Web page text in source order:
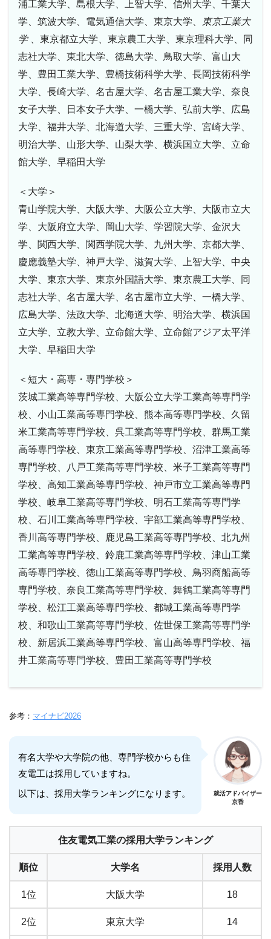
浦工業大学、島根大学、上智大学、信州大学、千葉大
学、筑波大学、電気通信大学、東京大学、 東京工業大
学、東京都立大学、東京農工大学、東京理科大学、同
志社大学、東北大学、徳島大学、鳥取大学、富山大
学、豊田工業大学、豊橋技術科学大学、長岡技術科学
大学、長崎大学、名古屋大学、名古屋工業大学、奈良
女子大学、日本女子大学、一橋大学、弘前大学、広島
大学、福井大学、北海道大学、三重大学、宮崎大学、
明治大学、山形大学、山梨大学、横浜国立大学、立命
館大学、早稲田大学
＜大学＞
青山学院大学、大阪大学、大阪公立大学、大阪市立大
学、大阪府立大学、岡山大学、学習院大学、金沢大
学、関西大学、関西学院大学、九州大学、京都大学、
慶應義塾大学、神戸大学、滋賀大学、上智大学、中央
大学、東京大学、東京外国語大学、東京農工大学、同
志社大学、名古屋大学、名古屋市立大学、一橋大学、
広島大学、法政大学、北海道大学、明治大学、横浜国
立大学、立教大学、立命館大学、立命館アジア太平洋
大学、早稲田大学
＜短大・高専・専門学校＞
茨城工業高等専門学校、大阪公立大学工業高等専門学
校、小山工業高等専門学校、熊本高等専門学校、久留
米工業高等専門学校、呉工業高等専門学校、群馬工業
高等専門学校、東京工業高等専門学校、沼津工業高等
専門学校、八戸工業高等専門学校、米子工業高等専門
学校、高知工業高等専門学校、神戸市立工業高等専門
学校、岐阜工業高等専門学校、明石工業高等専門学
校、石川工業高等専門学校、宇部工業高等専門学校、
香川高等専門学校、鹿児島工業高等専門学校、北九州
工業高等専門学校、鈴鹿工業高等専門学校、津山工業
高等専門学校、徳山工業高等専門学校、鳥羽商船高等
専門学校、奈良工業高等専門学校、舞鶴工業高等専門
学校、松江工業高等専門学校、都城工業高等専門学
校、和歌山工業高等専門学校、佐世保工業高等専門学
校、新居浜工業高等専門学校、富山高等専門学校、福
井工業高等専門学校、豊田工業高等専門学校
参考： マイナビ2026
有名大学や大学院の他、専門学校からも住
友電工は採用していますね。
以下は、採用大学ランキングになります。
就活アドバイザー
京香
住友電気工業の採用大学ランキング
順位 大学名 採用人数
1位 大阪大学 18
2位 東京大学 14